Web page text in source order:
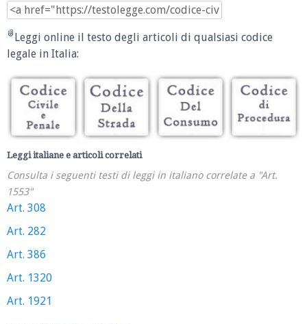
Leggi online il testo degli articoli di qualsiasi codice
legale in Italia:
Leggi italiane e articoli correlati
Consulta i seguenti testi di leggi in italiano correlate a "Art.
1553"
Art. 308
Art. 282
Art. 386
Art. 1320
Art. 1921